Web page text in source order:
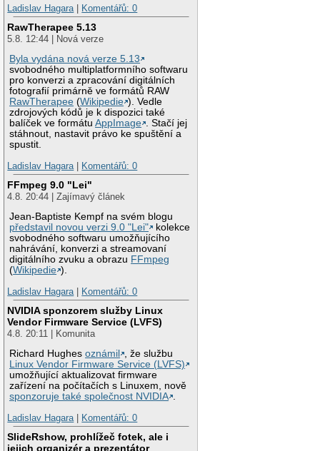
Ladislav Hagara| Komentářů: 0
RawTherapee 5.13
5.8. 12:44 | Nová verze
Byla vydána nová verze 5.13
svobodného multiplatformního softwaru
pro konverzi a zpracování digitálních
fotografií primárně ve formátů RAW
RawTherapee (Wikipedie ). Vedle
zdrojových kódů je k dispozici také
balíček ve formátuAppImage . Stačí jej
stáhnout, nastavit právo ke spuštění a
spustit.
Ladislav Hagara| Komentářů: 0
FFmpeg 9.0 "Lei"
4.8. 20:44 | Zajímavý článek
Jean-Baptiste Kempf na svém blogu
představil novou verzi 9.0 "Lei"
kolekce
svobodného softwaru umožňujícího
nahrávání, konverzi a streamovaní
digitálního zvuku a obrazu FFmpeg
(Wikipedie ).
Ladislav Hagara| Komentářů: 0
NVIDIA sponzorem služby Linux
Vendor Firmware Service (LVFS)
4.8. 20:11 | Komunita
Richard Hughesoznámil
, že službu
Linux Vendor Firmware Service (LVFS)
umožňující aktualizovat firmware
zařízení na počítačích s Linuxem, nově
sponzoruje také společnost NVIDIA .
Ladislav Hagara| Komentářů: 0
SlideRshow, prohlížeč fotek, ale i
jejich organizér a prezentátor